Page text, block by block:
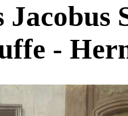
Jacobus
-